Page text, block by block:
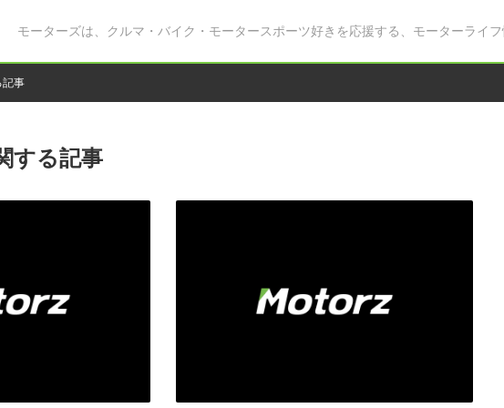
モーターズは、クルマ・バイク・モータースポーツ好きを応援する、モーターライフ
記事
する記事